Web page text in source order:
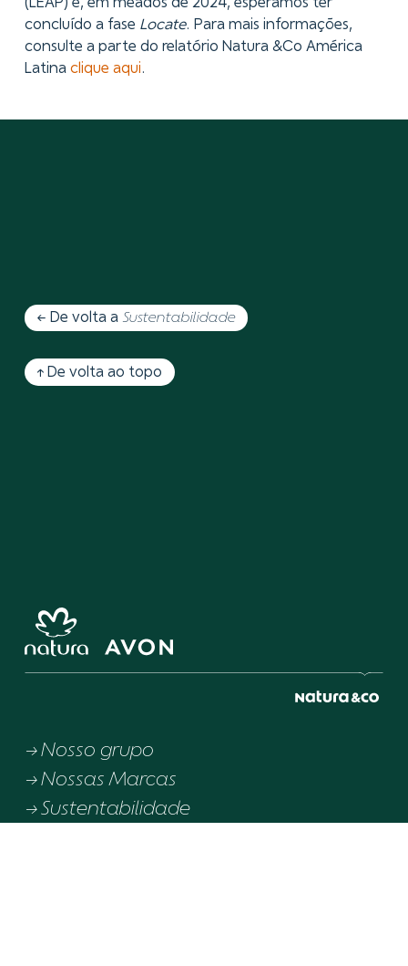
(LEAP) e, em meados de 2024, esperamos ter
concluído a fase Locate. Para mais informações,
consulte a parte do relatório Natura &Co América
Latina clique aqui .
← De volta a Sustentabilidade
↑ De volta ao topo
Nosso grupo
Nossas Marcas
Sustentabilidade